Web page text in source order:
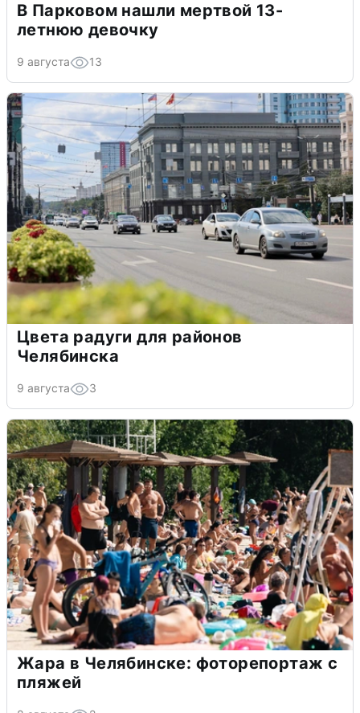
В Парковом нашли мертвой 13-
летнюю девочку
9 августа 13
Цвета радуги для районов
Челябинска
9 августа 3
Жара в Челябинске: фоторепортаж с
пляжей